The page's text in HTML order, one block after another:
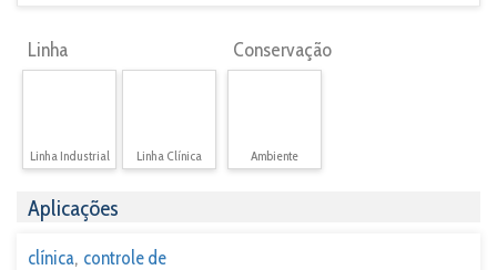
Linha
Linha Industrial Linha Clínica
Conservação
Ambiente
Aplicações
clínica controle de